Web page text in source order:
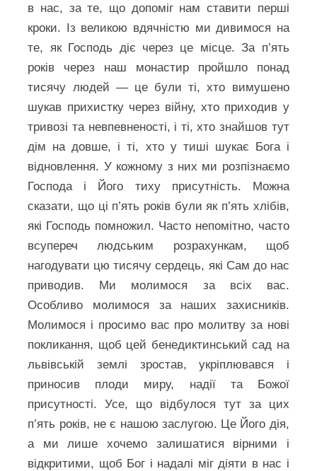
в нас, за те, що допоміг нам ставити перші
кроки. Із великою вдячністю ми дивимося на
те, як Господь діє через це місце. За п’ять
років через наш монастир пройшло понад
тисячу людей — це були ті, хто вимушено
шукав прихистку через війну, хто приходив у
тривозі та невпевненості, і ті, хто знайшов тут
дім на довше, і ті, хто у тиші шукає Бога і
відновлення. У кожному з них ми розпізнаємо
Господа і Його тиху присутність. Можна
сказати, що ці п’ять років були як п’ять хлібів,
які Господь помножил. Часто непомітно, часто
всупереч людським розрахункам, щоб
нагодувати цю тисячу сердець, які Сам до нас
приводив. Ми молимося за всіх вас.
Особливо молимося за наших захисників.
Молимося і просимо вас про молитву за нові
покликання, щоб цей бенедиктинський сад на
львівській землі зростав, укріплювався і
приносив плоди миру, надії та Божої
присутності. Усе, що відбулося тут за цих
п’ять років, не є нашою заслугою. Це Його дія,
а ми лише хочемо залишатися вірними і
відкритими, щоб Бог і надалі міг діяти в нас і